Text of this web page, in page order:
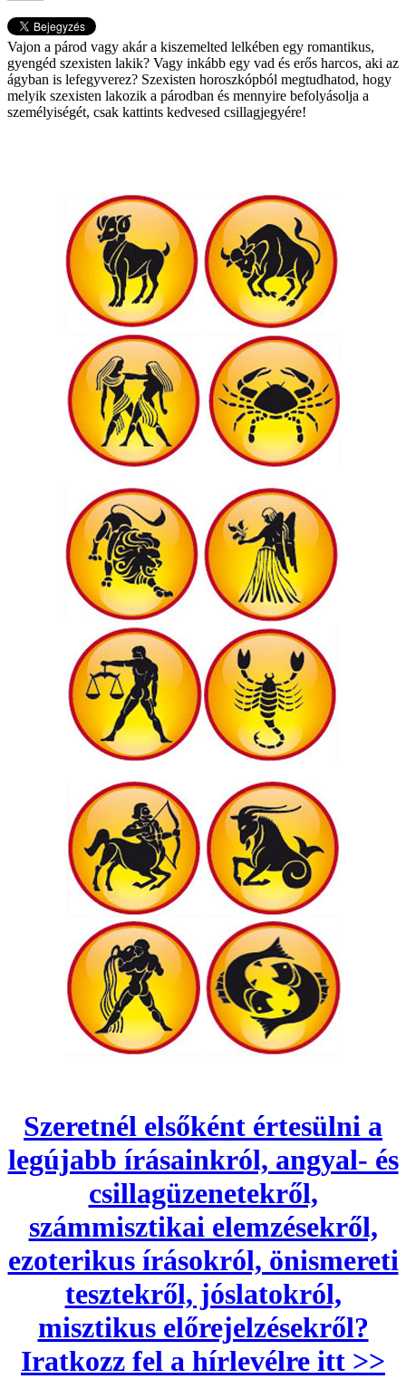
Vajon a párod vagy akár a kiszemelted lelkében egy romantikus,
gyengéd szexisten lakik? Vagy inkább egy vad és erős harcos, aki az
ágyban is lefegyverez? Szexisten horoszkópból megtudhatod, hogy
melyik szexisten lakozik a párodban és mennyire befolyásolja a
személyiségét, csak kattints kedvesed csillagjegyére!
Szeretnél elsőként értesülni a
legújabb írásainkról, angyal- és
csillagüzenetekről,
számmisztikai elemzésekről,
ezoterikus írásokról, önismereti
tesztekről, jóslatokról,
misztikus előrejelzésekről?
Iratkozz fel a hírlevélre itt >>